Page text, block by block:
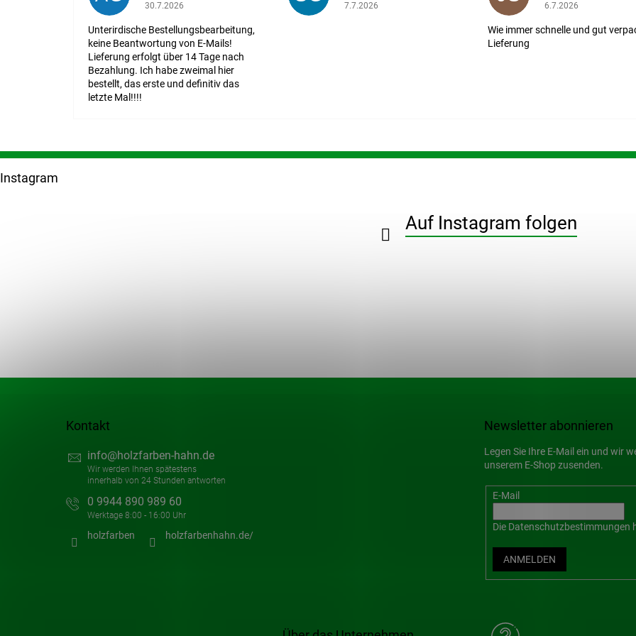
30.7.2026
Unterirdische Bestellungsbearbeitung,
keine Beantwortung von E-Mails!
Lieferung erfolgt über 14 Tage nach
Bezahlung. Ich habe zweimal hier
bestellt, das erste und definitiv das
letzte Mal!!!!
7.7.2026 6.7.2026
Wie immer schnelle und gut
Lieferung
F
u
Instagram
Auf Instagram folgen
Kontakt
info@holzfarben-hahn.de
0 9944 890 989 60
holzfarben holzfarbenhahn.de/
Newsletter abonnieren
Legen Sie Ihre E-Mail ein und wir
unserem E-Shop zusenden.
E-Mail
Die Datenschutzbestimmungen
ANMELDEN